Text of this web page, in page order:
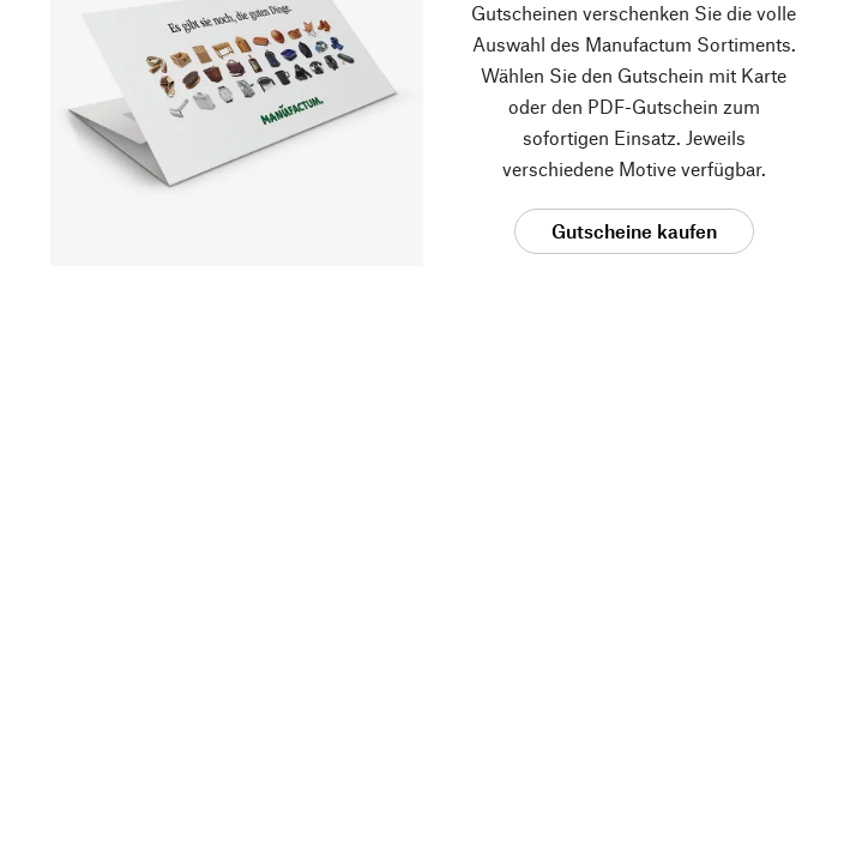
Gutscheinen verschenken Sie die volle
Auswahl des Manufactum Sortiments.
Wählen Sie den Gutschein mit Karte
oder den PDF-Gutschein zum
sofortigen Einsatz. Jeweils
verschiedene Motive verfügbar.
Gutscheine kaufen